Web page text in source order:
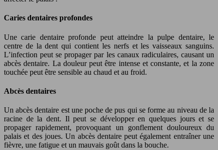
Caries dentaires profondes
Une carie dentaire profonde peut atteindre la pulpe dentaire, le
centre de la dent qui contient les nerfs et les vaisseaux sanguins.
L’infection peut se propager par les canaux radiculaires, causant un
abcès dentaire. La douleur peut être intense et constante, et la zone
touchée peut être sensible au chaud et au froid.
Abcès dentaires
Un abcès dentaire est une poche de pus qui se forme au niveau de la
racine de la dent. Il peut se développer en quelques jours et se
propager rapidement, provoquant un gonflement douloureux du
palais et des joues. Un abcès dentaire peut également entraîner une
fièvre, une fatigue et un mauvais goût dans la bouche.